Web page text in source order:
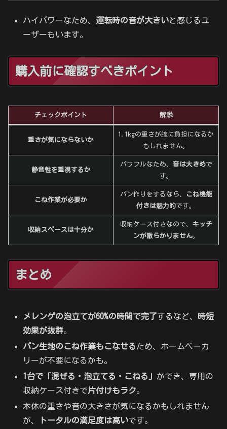
ハイパワーなため、 運転時の音が大きいと感じるユ
ーザーもいます。
購入前に確認すべきポイント
チェックポイント 解説
重さが気にならないか
1.1kgの重さが腕に負担になるか
もしれません。
静音性を重視するか
パワフルなため、 音は大きめで
す。
こね作業が必要か
パン作りをするなら、
こね機能
付きは魅力的です。
収納スペースは十分か
収納ケース付きなので、 キッチ
ンが散らかりません。
まとめ
メレンゲの泡立てが60%の時間で完了するなど、
時短
効果が抜群。
パン生地のこね作業もこなせるため、ホームベーカ
リーが不要になるかも。
1台で「混ぜる・泡立てる・こねる」 ができ、専用の
収納ケース付きで片付けもラク。
本体の重さや音の大きさが気になるかもしれません
が、
トータルの満足度は高いです。